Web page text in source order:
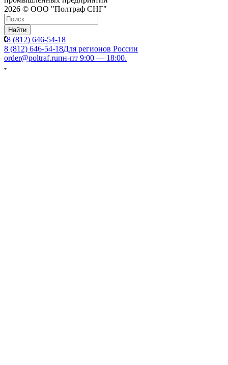
2026 © ООО "Полтраф СНГ"
Найти
8 (812) 646-54-18
8 (812) 646-54-18Для регионов России
order@poltraf.ruпн-пт 9:00 — 18:00.